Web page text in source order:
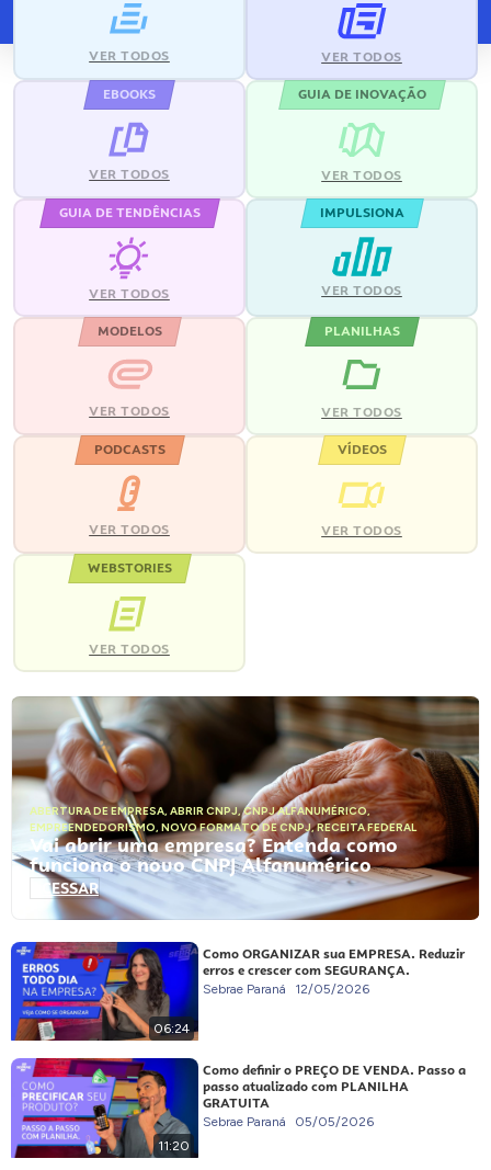
VER TODOS VER TODOS
EBOOKS
VER TODOS
GUIA DE INOVAÇÃO
VER TODOS
GUIA DE TENDÊNCIAS
VER TODOS
IMPULSIONA
VER TODOS
MODELOS
VER TODOS
PLANILHAS
VER TODOS
PODCASTS
VER TODOS
VÍDEOS
VER TODOS
WEBSTORIES
VER TODOS
ABERTURA DE EMPRESA, ABRIR CNPJ,CNPJ ALFANUMÉRICO,
EMPREENDEDORISMO, NOVO FORMATO DE CNPJ,RECEITA FEDERAL
Vai abrir uma empresa? Entenda como
funciona o novo CNPJ Alfanumérico
ACESSAR
06:24
Como ORGANIZAR sua EMPRESA. Reduzir
erros e crescer com SEGURANÇA.
Sebrae Paraná 12/05/2026
11:20
Como definir o PREÇO DE VENDA. Passo a
passo atualizado com PLANILHA
GRATUITA
Sebrae Paraná 05/05/2026